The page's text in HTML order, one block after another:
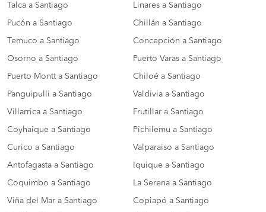
Talca a Santiago Linares a Santiago
Pucón a Santiago Chillán a Santiago
Temuco a Santiago Concepción a Santiago
Osorno a Santiago Puerto Varas a Santiago
Puerto Montt a Santiago Chiloé a Santiago
Panguipulli a Santiago Valdivia a Santiago
Villarrica a Santiago Frutillar a Santiago
Coyhaique a Santiago Pichilemu a Santiago
Curico a Santiago Valparaiso a Santiago
Antofagasta a Santiago Iquique a Santiago
Coquimbo a Santiago La Serena a Santiago
Viña del Mar a Santiago Copiapó a Santiago